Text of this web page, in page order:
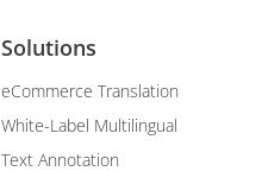
Solutions
eCommerce Translation
White-Label Multilingual
Text Annotation